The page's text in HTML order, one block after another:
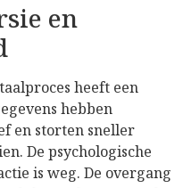
en
heeft een
hebben
en storten sneller
De psychologische
is weg. De overgang